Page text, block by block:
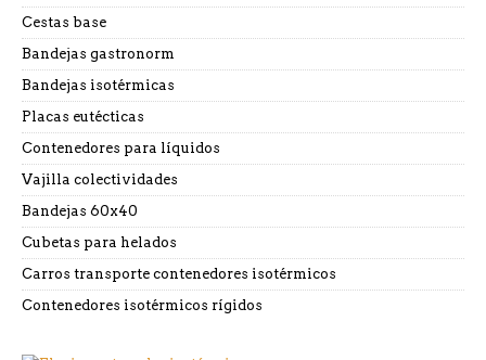
Cestas base
Bandejas gastronorm
Bandejas isotérmicas
Placas eutécticas
Contenedores para líquidos
Vajilla colectividades
Bandejas 60x40
Cubetas para helados
Carros transporte contenedores isotérmicos
Contenedores isotérmicos rígidos